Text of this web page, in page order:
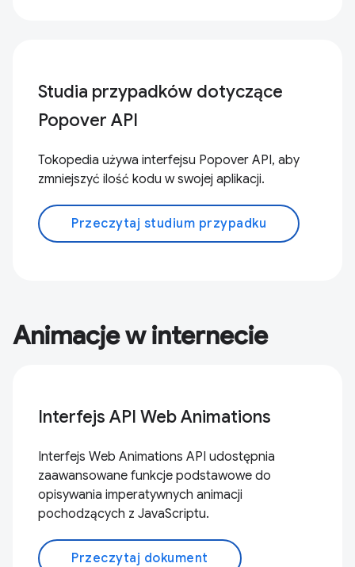
Studia przypadków dotyczące
Popover API
Tokopedia używa interfejsu Popover API, aby
zmniejszyć ilość kodu w swojej aplikacji.
Przeczytaj studium przypadku
Animacje w internecie
Interfejs API Web Animations
Interfejs Web Animations API udostępnia
zaawansowane funkcje podstawowe do
opisywania imperatywnych animacji
pochodzących z JavaScriptu.
Przeczytaj dokument